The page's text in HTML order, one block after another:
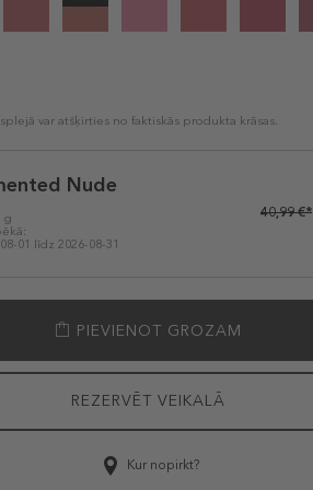
var atšķirties no faktiskās produkta krāsas.
Nude
g
01 līdz 2026-08-31
40,99 €*
PIEVIENOT GROZAM
REZERVĒT VEIKALĀ
Kur nopirkt?